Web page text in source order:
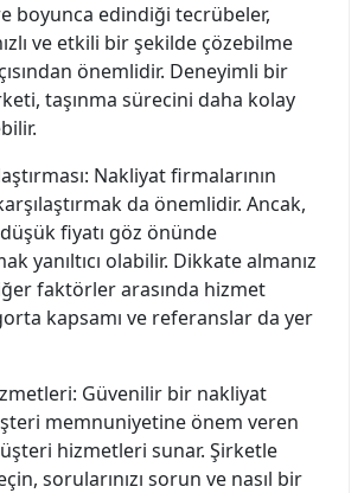
boyunca edindiği tecrübeler,
ve etkili bir şekilde çözebilme
önemlidir. Deneyimli bir
taşınma sürecini daha kolay
Nakliyat firmalarının
da önemlidir. Ancak,
fiyatı göz önünde
yanıltıcı olabilir. Dikkate almanız
faktörler arasında hizmet
kapsamı ve referanslar da yer
Güvenilir bir nakliyat
memnuniyetine önem veren
hizmetleri sunar. Şirketle
sorularınızı sorun ve nasıl bir